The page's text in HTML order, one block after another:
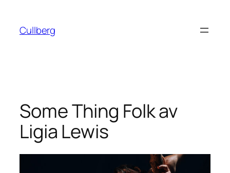
innehåll
Cullberg
Some Thing Folk av
Ligia Lewis